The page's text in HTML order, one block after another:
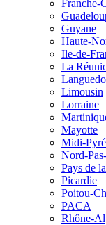
Franche-
Guyane
Haute-
Ile-de-
La
Limousin
Lorraine
Mayotte
Midi-
Nord-
Pays de
Picardie
Poitou-
PACA
Rhône-